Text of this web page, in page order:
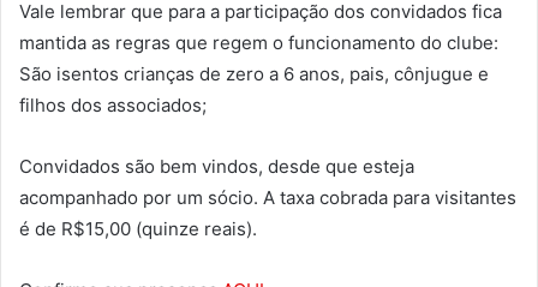
Vale lembrar que para a participação dos convidados fica
mantida as regras que regem o funcionamento do clube:
São isentos crianças de zero a 6 anos, pais, cônjugue e
filhos dos associados;
Convidados são bem vindos, desde que esteja
acompanhado por um sócio. A taxa cobrada para visitantes
é de R$15,00 (quinze reais).